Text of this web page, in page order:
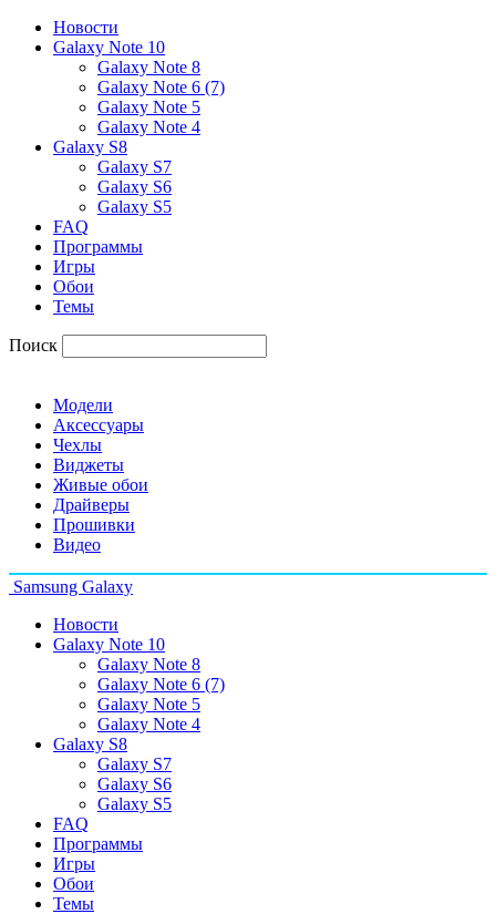
Новости
Galaxy Note 10
Galaxy Note 8
Galaxy Note 6 (7)
Galaxy Note 5
Galaxy Note 4
Galaxy S8
Galaxy S7
Galaxy S6
Galaxy S5
FAQ
Программы
Игры
Обои
Темы
Поиск
Модели
Аксессуары
Чехлы
Виджеты
Живые обои
Драйверы
Прошивки
Видео
Samsung Galaxy
Новости
Galaxy Note 10
Galaxy Note 8
Galaxy Note 6 (7)
Galaxy Note 5
Galaxy Note 4
Galaxy S8
Galaxy S7
Galaxy S6
Galaxy S5
FAQ
Программы
Игры
Обои
Темы